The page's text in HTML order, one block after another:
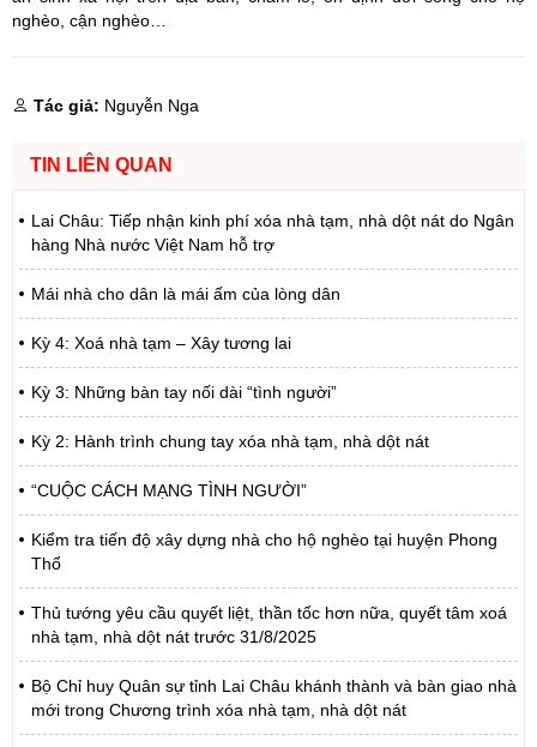
nghèo, cận nghèo…
Tác giả: Nguyễn Nga
TIN LIÊN QUAN
Lai Châu: Tiếp nhận kinh phí xóa nhà tạm, nhà dột nát do Ngân
hàng Nhà nước Việt Nam hỗ trợ
Mái nhà cho dân là mái ấm của lòng dân
Kỳ 4: Xoá nhà tạm – Xây tương lai
Kỳ 3: Những bàn tay nối dài “tình người”
Kỳ 2: Hành trình chung tay xóa nhà tạm, nhà dột nát
“CUỘC CÁCH MẠNG TÌNH NGƯỜI”
Kiểm tra tiến độ xây dựng nhà cho hộ nghèo tại huyện Phong
Thổ
Thủ tướng yêu cầu quyết liệt, thần tốc hơn nữa, quyết tâm xoá
nhà tạm, nhà dột nát trước 31/8/2025
Bộ Chỉ huy Quân sự tỉnh Lai Châu khánh thành và bàn giao nhà
mới trong Chương trình xóa nhà tạm, nhà dột nát